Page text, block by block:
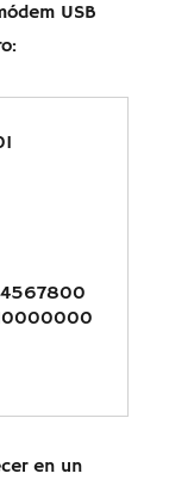
USB
en un